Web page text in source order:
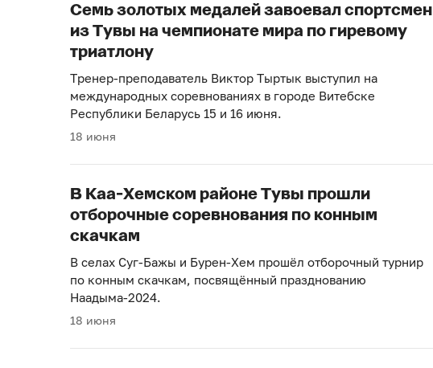
Семь золотых медалей завоевал спортсмен
из Тувы на чемпионате мира по гиревому
триатлону
Тренер-преподаватель Виктор Тыртык выступил на
международных соревнованиях в городе Витебске
Республики Беларусь 15 и 16 июня.
18 июня
В Каа-Хемском районе Тувы прошли
отборочные соревнования по конным
скачкам
В селах Суг-Бажы и Бурен-Хем прошёл отборочный турнир
по конным скачкам, посвящённый празднованию
Наадыма-2024.
18 июня